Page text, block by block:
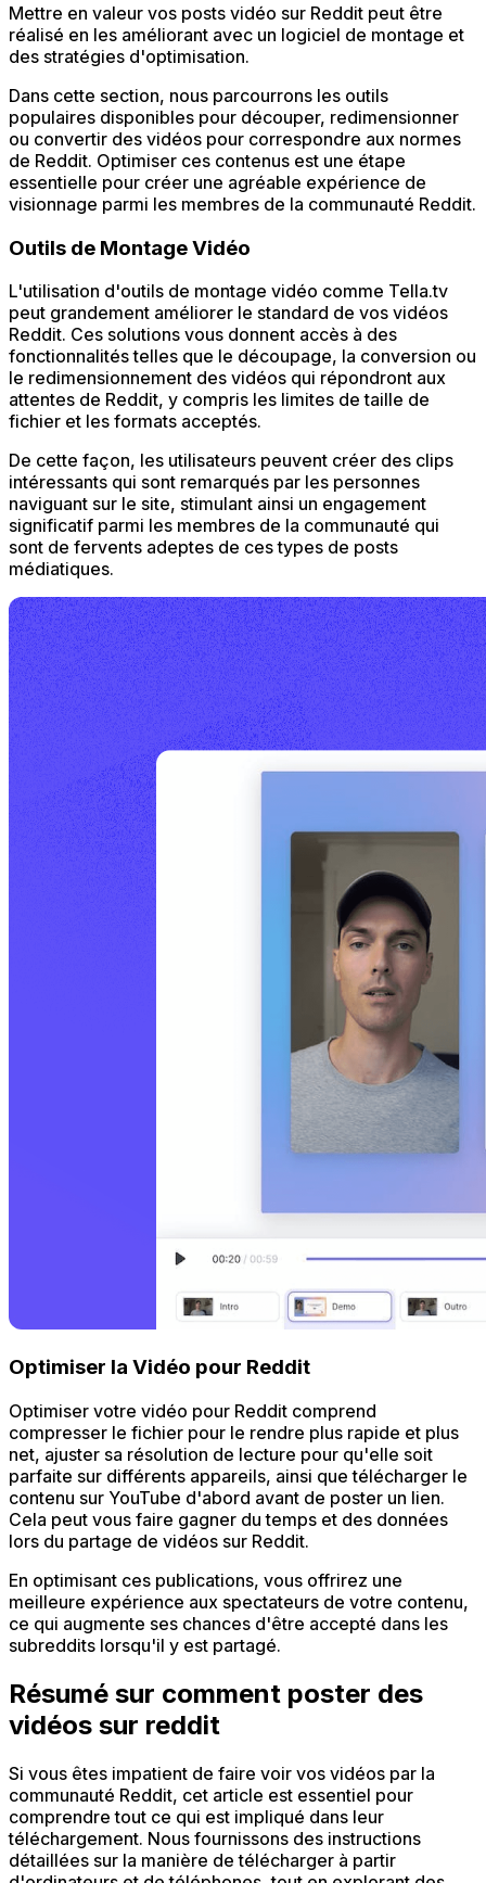
Mettre en valeur vos posts vidéo sur Reddit peut être
réalisé en les améliorant avec un logiciel de montage et
des stratégies d'optimisation.
Dans cette section, nous parcourrons les outils
populaires disponibles pour découper, redimensionner
ou convertir des vidéos pour correspondre aux normes
de Reddit. Optimiser ces contenus est une étape
essentielle pour créer une agréable expérience de
visionnage parmi les membres de la communauté Reddit.
Outils de Montage Vidéo
L'utilisation d'outils de montage vidéo comme Tella.tv
peut grandement améliorer le standard de vos vidéos
Reddit. Ces solutions vous donnent accès à des
fonctionnalités telles que le découpage, la conversion ou
le redimensionnement des vidéos qui répondront aux
attentes de Reddit, y compris les limites de taille de
fichier et les formats acceptés.
De cette façon, les utilisateurs peuvent créer des clips
intéressants qui sont remarqués par les personnes
naviguant sur le site, stimulant ainsi un engagement
significatif parmi les membres de la communauté qui
sont de fervents adeptes de ces types de posts
médiatiques.
Optimiser la Vidéo pour Reddit
Optimiser votre vidéo pour Reddit comprend
compresser le fichier pour le rendre plus rapide et plus
net, ajuster sa résolution de lecture pour qu'elle soit
parfaite sur différents appareils, ainsi que télécharger le
contenu sur YouTube d'abord avant de poster un lien.
Cela peut vous faire gagner du temps et des données
lors du partage de vidéos sur Reddit.
En optimisant ces publications, vous offrirez une
meilleure expérience aux spectateurs de votre contenu,
ce qui augmente ses chances d'être accepté dans les
subreddits lorsqu'il y est partagé.
Résumé sur comment poster des
vidéos sur reddit
Si vous êtes impatient de faire voir vos vidéos par la
communauté Reddit, cet article est essentiel pour
comprendre tout ce qui est impliqué dans leur
téléchargement. Nous fournissons des instructions
détaillées sur la manière de télécharger à partir